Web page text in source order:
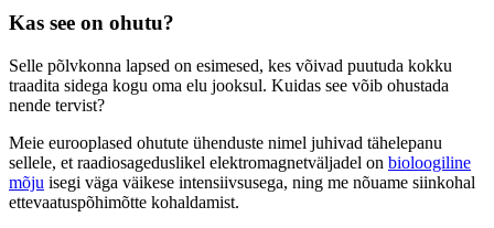
Kas see on ohutu?
Selle põlvkonna lapsed on esimesed, kes võivad puutuda kokku
traadita sidega kogu oma elu jooksul. Kuidas see võib ohustada
nende tervist?
Meie eurooplased ohutute ühenduste nimel juhivad tähelepanu
sellele, et raadiosageduslikel elektromagnetväljadel on bioloogiline
mõju isegi väga väikese intensiivsusega, ning me nõuame siinkohal
ettevaatuspõhimõtte kohaldamist.